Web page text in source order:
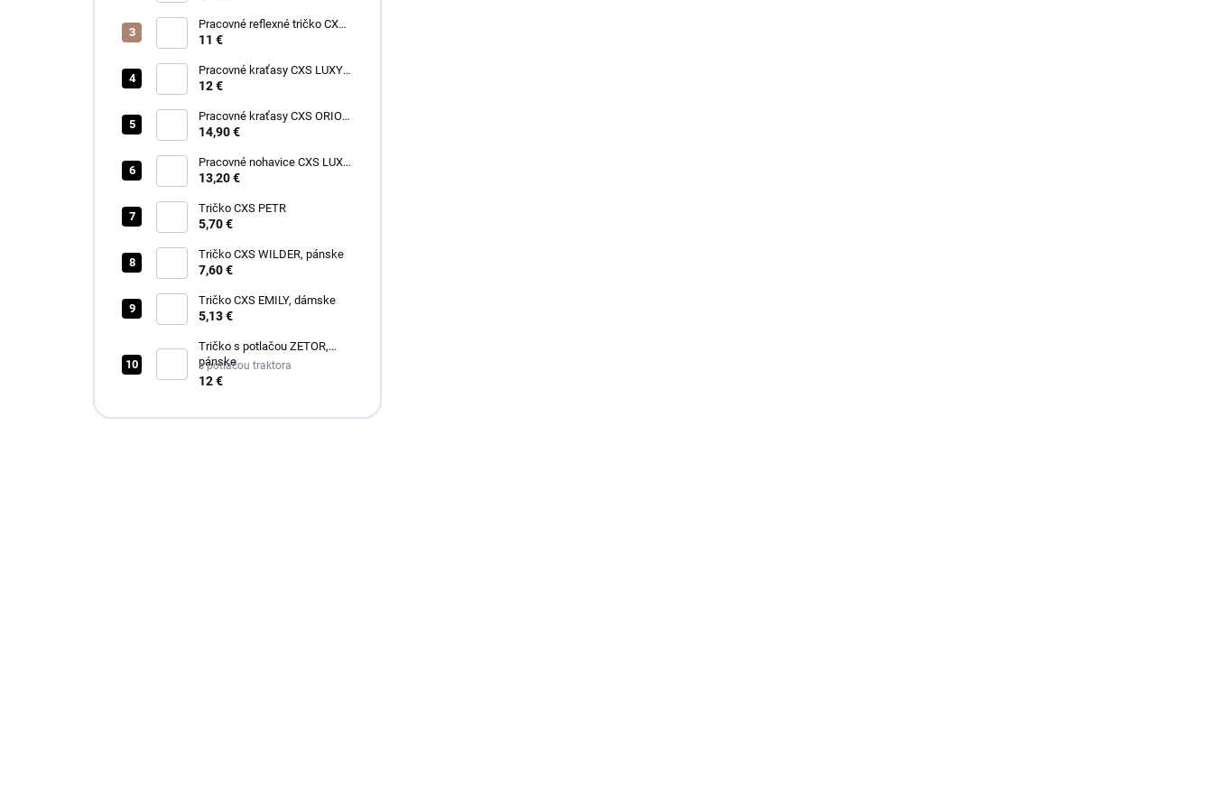
Pracovné reflexné tričko CXS
EXETER, pánske
11 €
Pracovné kraťasy CXS LUXY
TOMÁŠ, pánske
12 €
Pracovné kraťasy CXS ORION
DAVID, pánske
14,90 €
Pracovné nohavice CXS LUXY
JOSEF, pánske
13,20 €
Tričko CXS PETR
5,70 €
Tričko CXS WILDER, pánske
7,60 €
Tričko CXS EMILY, dámske
5,13 €
Tričko s potlačou ZETOR,
pánske
s potlačou traktora
12 €